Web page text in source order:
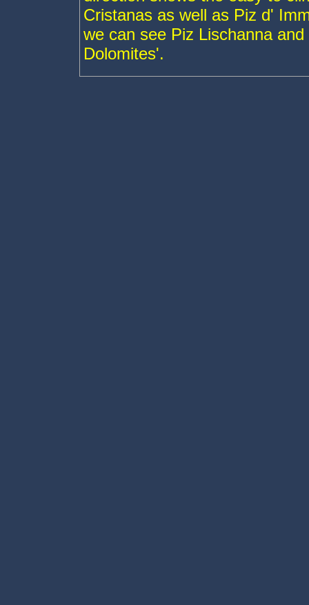
Cristanas as well as Piz d'
we can see Piz Lischanna
Dolomites'.